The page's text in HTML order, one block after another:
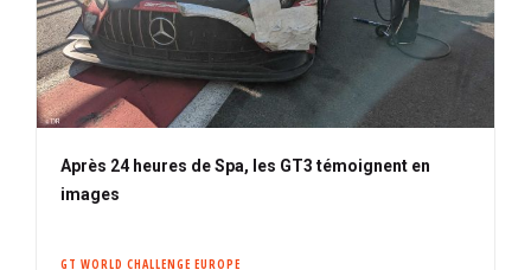
Après 24 heures de Spa, les GT3 témoignent en
images
GT WORLD CHALLENGE EUROPE